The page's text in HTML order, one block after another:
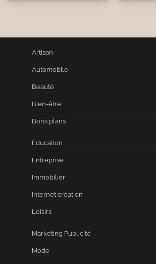
Artisan
Automobile
Beauté
Bien-être
Bons plans
Education
Entreprise
Immobilier
Internet création
Loisirs
Marketing Publicité
Mode